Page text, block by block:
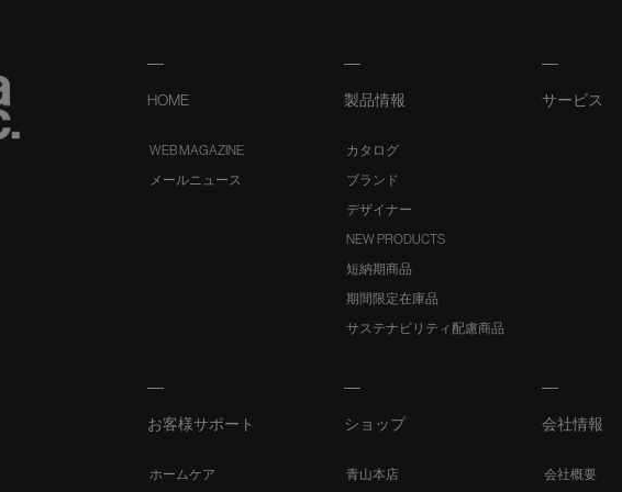
HOME
WEB MAGAZINE
メールニュース
製品情報
カタログ
ブランド
デザイナー
NEW PRODUCTS
短納期商品
期間限定在庫品
サステナビリティ配慮商品
サービス
お客様サポート
ホームケア
ショップ
青山本店
会社情報
会社概要